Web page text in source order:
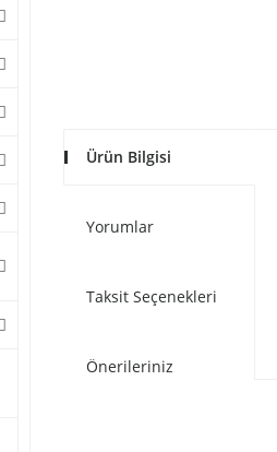
Ürün Bilgisi
Yorumlar
Taksit Seçenekleri
Önerileriniz